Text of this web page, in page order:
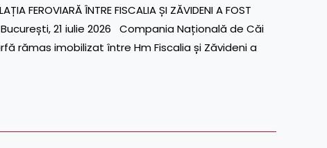
FEROVIARĂ ÎNTRE FISCALIA ȘI ZĂVIDENI A FOST
București, 21 iulie 2026 Compania Națională de Căi
rămas imobilizat între Hm Fiscalia și Zăvideni a